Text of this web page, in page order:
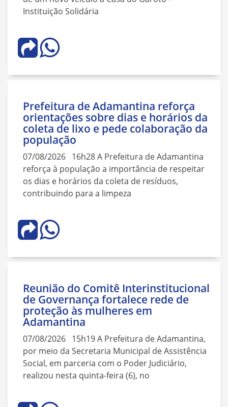
Instituição Solidária
Prefeitura de Adamantina reforça
orientações sobre dias e horários da
coleta de lixo e pede colaboração da
população
07/08/2026 16h28 A Prefeitura de Adamantina
reforça à população a importância de respeitar
os dias e horários da coleta de resíduos,
contribuindo para a limpeza
Reunião do Comitê Interinstitucional
de Governança fortalece rede de
proteção às mulheres em
Adamantina
07/08/2026 15h19 A Prefeitura de Adamantina,
por meio da Secretaria Municipal de Assistência
Social, em parceria com o Poder Judiciário,
realizou nesta quinta-feira (6), no